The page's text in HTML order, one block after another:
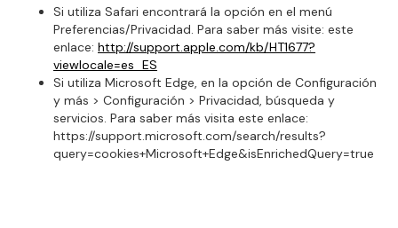
Si utiliza Safari encontrará la opción en el menú
Preferencias/Privacidad. Para saber más visite: este
enlace: http://support.apple.com/kb/HT1677?
viewlocale=es_ES
Si utiliza Microsoft Edge, en la opción de Configuración
y más > Configuración > Privacidad, búsqueda y
servicios. Para saber más visita este enlace:
https://support.microsoft.com/search/results?
query=cookies+Microsoft+Edge&isEnrichedQuery=true